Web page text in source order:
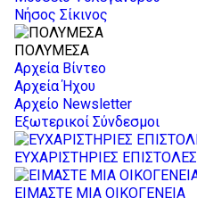
Νήσος Σίκινος
ΠΟΛΥΜΕΣΑ
Αρχεία Βίντεο
Αρχεία Ήχου
Αρχείο Newsletter
Εξωτερικοί Σύνδεσμοι
ΕΥΧΑΡΙΣΤΗΡΙΕΣ ΕΠΙΣΤΟΛΕΣ
ΕΙΜΑΣΤΕ ΜΙΑ ΟΙΚΟΓΕΝΕΙΑ